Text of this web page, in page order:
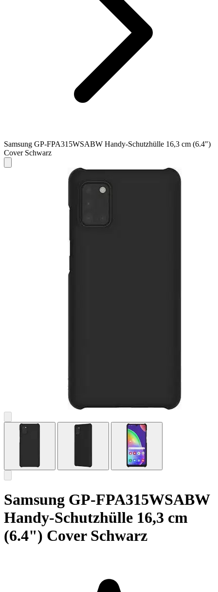
Samsung GP-FPA315WSABW Handy-Schutzhülle 16,3 cm (6.4")
Cover Schwarz
Samsung GP-FPA315WSABW
Handy-Schutzhülle 16,3 cm
(6.4") Cover Schwarz